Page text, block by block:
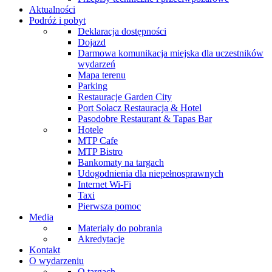
Aktualności
Podróż i pobyt
Deklaracja dostępności
Dojazd
Darmowa komunikacja miejska dla uczestników
wydarzeń
Mapa terenu
Parking
Restauracje Garden City
Port Sołacz Restauracja & Hotel
Pasodobre Restaurant & Tapas Bar
Hotele
MTP Cafe
MTP Bistro
Bankomaty na targach
Udogodnienia dla niepełnosprawnych
Internet Wi-Fi
Taxi
Pierwsza pomoc
Media
Materiały do pobrania
Akredytacje
Kontakt
O wydarzeniu